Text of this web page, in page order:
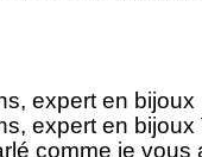
expert en bijoux
expert en
comme je vous